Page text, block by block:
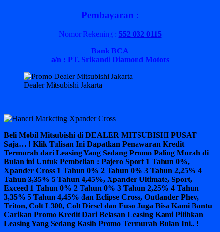
Pembayaran :
Nomor Rekening : 552 032 0115
Bank BCA
a/n : PT. Srikandi Diamond Motors
Dealer Mitsubishi Jakarta
Beli Mobil Mitsubishi di DEALER MITSUBISHI PUSAT
Saja… ! Klik Tulisan Ini Dapatkan Penawaran Kredit
Termurah dari Leasing Yang Sedang Promo Paling Murah di
Bulan ini Untuk Pembelian : Pajero Sport 1 Tahun 0%,
Xpander Cross 1 Tahun 0% 2 Tahun 0% 3 Tahun 2,25% 4
Tahun 3,35% 5 Tahun 4,45%, Xpander Ultimate, Sport,
Exceed 1 Tahun 0% 2 Tahun 0% 3 Tahun 2,25% 4 Tahun
3,35% 5 Tahun 4,45% dan Eclipse Cross, Outlander Phev,
Triton, Colt L300, Colt Diesel dan Fuso Juga Bisa Kami Bantu
Carikan Promo Kredit Dari Belasan Leasing Kami Pilihkan
Leasing Yang Sedang Kasih Promo Termurah Bulan Ini.. !